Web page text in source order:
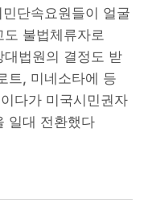
단속요원들이 얼굴
불법체류자로
법원의 결정도 받
트, 미네소타에 등
다가 미국시민권자
일대 전환했다